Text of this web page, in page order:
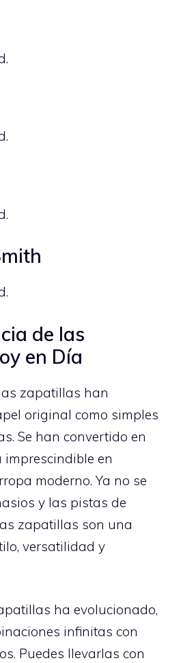
de las
en Día
zapatillas han
original como simples
Se han convertido en
en
moderno. Ya no se
y las pistas de
zapatillas son una
versatilidad y
ha evolucionado,
infinitas con
Puedes llevarlas con